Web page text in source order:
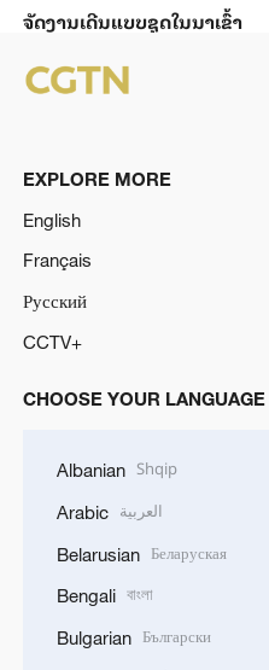
ຈັດງານເດີນແບບຊຸດໃນນາເຂົ້າ
EXPLORE MORE
English
Français
Русский
CCTV+
CHOOSE YOUR LANGUAGE
Albanian Shqip
Arabic العربية
Belarusian Беларуская
Bengali বাংলা
Bulgarian Български